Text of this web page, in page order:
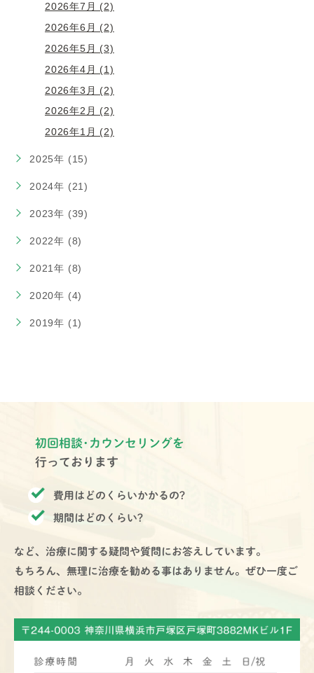
2026年7月 (2)
2026年6月 (2)
2026年5月 (3)
2026年4月 (1)
2026年3月 (2)
2026年2月 (2)
2026年1月 (2)
2025年 (15)
2024年 (21)
2023年 (39)
2022年 (8)
2021年 (8)
2020年 (4)
2019年 (1)
初回相談･カウンセリングを
行っております
費用はどのくらいかかるの?
期間はどのくらい?
など、治療に関する疑問や質問にお答えしています。
もちろん、無理に治療を勧める事はありません。ぜひ一度ご
相談ください。